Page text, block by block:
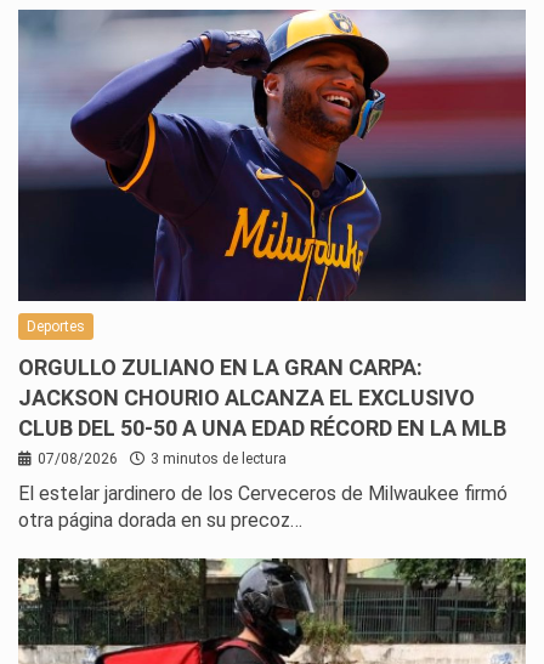
Deportes
ORGULLO ZULIANO EN LA GRAN CARPA:
JACKSON CHOURIO ALCANZA EL EXCLUSIVO
CLUB DEL 50-50 A UNA EDAD RÉCORD EN LA MLB
07/08/2026 3 minutos de lectura
El estelar jardinero de los Cerveceros de Milwaukee firmó
otra página dorada en su precoz…